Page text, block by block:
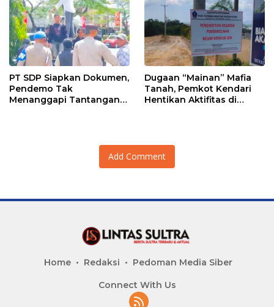
PT SDP Siapkan Dokumen,
Pendemo Tak
Menanggapi Tantangan
Dugaan “Mainan” Mafia
Tanah, Pemkot Kendari
Hentikan Aktifitas di
Add Comment
Home Redaksi Pedoman Media Siber
Connect With Us